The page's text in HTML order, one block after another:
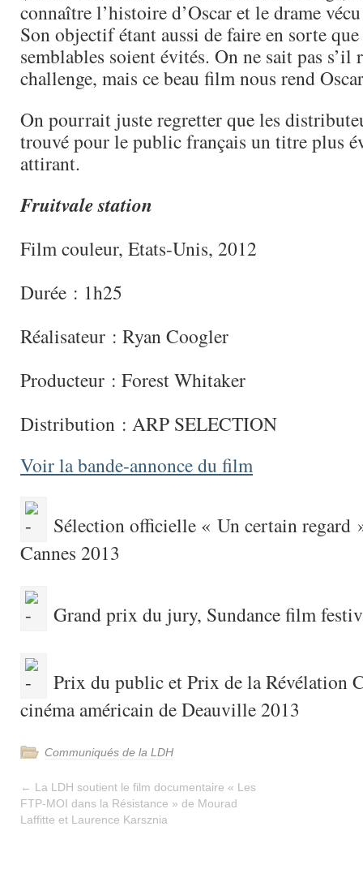
connaître l’histoire d’Oscar et le drame
Son objectif étant aussi de faire en sorte que
semblables soient évités. On ne sait pas s’il
challenge, mais ce beau film nous rend
On pourrait juste regretter que les
trouvé pour le public français un titre plus
attirant.
Fruitvale station
Film couleur, Etats-Unis, 2012
Durée : 1h25
Réalisateur : Ryan Coogler
Producteur : Forest Whitaker
Distribution : ARP SELECTION
Voir la bande-annonce du film
Sélection officielle « Un certain regard
Cannes 2013
Grand prix du jury, Sundance film
Prix du public et Prix de la Révélation
cinéma américain de Deauville 2013
Communiqués de la LDH
← La LDH soutient le film documentaire « Les
FTP-MOI dans la Résistance » de Mourad
Laffitte et Laurence Karsznia